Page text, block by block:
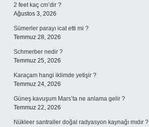
2 feet kaç cm’dir ?
Ağustos 3, 2026
Sümerler parayı icat etti mi ?
Temmuz 28, 2026
Schmerber nedir ?
Temmuz 25, 2026
Karaçam hangi iklimde yetişir ?
Temmuz 24, 2026
Güneş kavuşum Mars’ta ne anlama gelir ?
Temmuz 22, 2026
Nükleer santraller doğal radyasyon kaynağı mıdır ?